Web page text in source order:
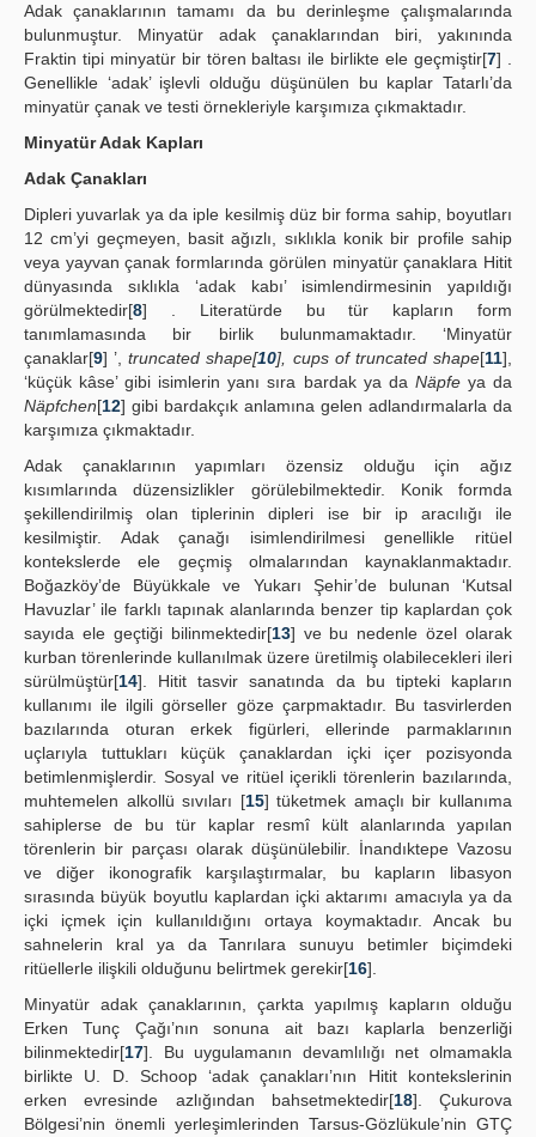
Adak çanaklarının tamamı da bu derinleşme çalışmalarında
bulunmuştur. Minyatür adak çanaklarından biri, yakınında
Fraktin tipi minyatür bir tören baltası ile birlikte ele geçmiştir[7] .
Genellikle ‘adak’ işlevli olduğu düşünülen bu kaplar Tatarlı’da
minyatür çanak ve testi örnekleriyle karşımıza çıkmaktadır.
Minyatür Adak Kapları
Adak Çanakları
Dipleri yuvarlak ya da iple kesilmiş düz bir forma sahip, boyutları
12 cm’yi geçmeyen, basit ağızlı, sıklıkla konik bir profile sahip
veya yayvan çanak formlarında görülen minyatür çanaklara Hitit
dünyasında sıklıkla ‘adak kabı’ isimlendirmesinin yapıldığı
görülmektedir[8] . Literatürde bu tür kapların form
tanımlamasında bir birlik bulunmamaktadır. ‘Minyatür
çanaklar[9] ’,truncated shape[10], cups of truncated shape[11],
‘küçük kâse’ gibi isimlerin yanı sıra bardak ya da Näpfeya da
Näpfchen[12] gibi bardakçık anlamına gelen adlandırmalarla da
karşımıza çıkmaktadır.
Adak çanaklarının yapımları özensiz olduğu için ağız
kısımlarında düzensizlikler görülebilmektedir. Konik formda
şekillendirilmiş olan tiplerinin dipleri ise bir ip aracılığı ile
kesilmiştir. Adak çanağı isimlendirilmesi genellikle ritüel
kontekslerde ele geçmiş olmalarından kaynaklanmaktadır.
Boğazköy’de Büyükkale ve Yukarı Şehir’de bulunan ‘Kutsal
Havuzlar’ ile farklı tapınak alanlarında benzer tip kaplardan çok
sayıda ele geçtiği bilinmektedir[13] ve bu nedenle özel olarak
kurban törenlerinde kullanılmak üzere üretilmiş olabilecekleri ileri
sürülmüştür[14]. Hitit tasvir sanatında da bu tipteki kapların
kullanımı ile ilgili görseller göze çarpmaktadır. Bu tasvirlerden
bazılarında oturan erkek figürleri, ellerinde parmaklarının
uçlarıyla tuttukları küçük çanaklardan içki içer pozisyonda
betimlenmişlerdir. Sosyal ve ritüel içerikli törenlerin bazılarında,
muhtemelen alkollü sıvıları [15] tüketmek amaçlı bir kullanıma
sahiplerse de bu tür kaplar resmî kült alanlarında yapılan
törenlerin bir parçası olarak düşünülebilir. İnandıktepe Vazosu
ve diğer ikonografik karşılaştırmalar, bu kapların libasyon
sırasında büyük boyutlu kaplardan içki aktarımı amacıyla ya da
içki içmek için kullanıldığını ortaya koymaktadır. Ancak bu
sahnelerin kral ya da Tanrılara sunuyu betimler biçimdeki
ritüellerle ilişkili olduğunu belirtmek gerekir[16].
Minyatür adak çanaklarının, çarkta yapılmış kapların olduğu
Erken Tunç Çağı’nın sonuna ait bazı kaplarla benzerliği
bilinmektedir[17]. Bu uygulamanın devamlılığı net olmamakla
birlikte U. D. Schoop ‘adak çanakları’nın Hitit kontekslerinin
erken evresinde azlığından bahsetmektedir[18]. Çukurova
Bölgesi’nin önemli yerleşimlerinden Tarsus-Gözlükule’nin GTÇ